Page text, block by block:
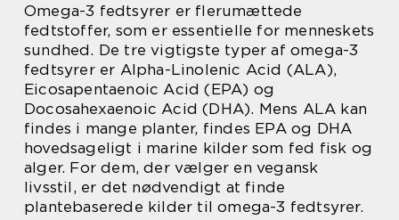
Omega-3 fedtsyrer er flerumættede
fedtstoffer, som er essentielle for menneskets
sundhed. De tre vigtigste typer af omega-3
fedtsyrer er Alpha-Linolenic Acid (ALA),
Eicosapentaenoic Acid (EPA) og
Docosahexaenoic Acid (DHA). Mens ALA kan
findes i mange planter, findes EPA og DHA
hovedsageligt i marine kilder som fed fisk og
alger. For dem, der vælger en vegansk
livsstil, er det nødvendigt at finde
plantebaserede kilder til omega-3 fedtsyrer.